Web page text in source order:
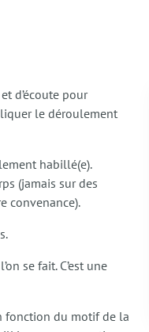
d’écoute pour
le déroulement
habillé(e).
(jamais sur des
convenance).
se fait. C’est une
fonction du motif de la